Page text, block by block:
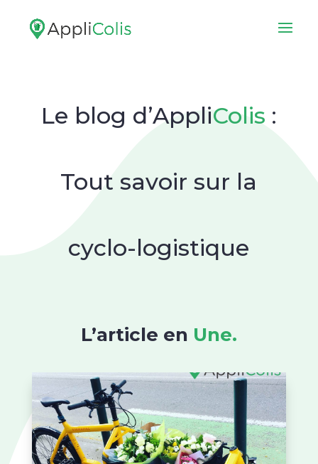
Le blog d’AppliColis :
Tout savoir sur la
cyclo-logistique
L’article en Une.